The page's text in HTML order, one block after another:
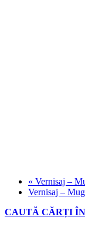
« Vernisaj –
Vernisaj –
CAUTĂ CĂRȚI